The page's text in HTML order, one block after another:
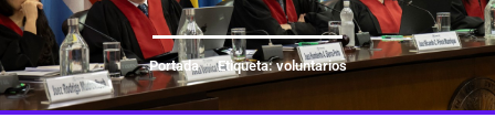
Portada Etiqueta: voluntarios